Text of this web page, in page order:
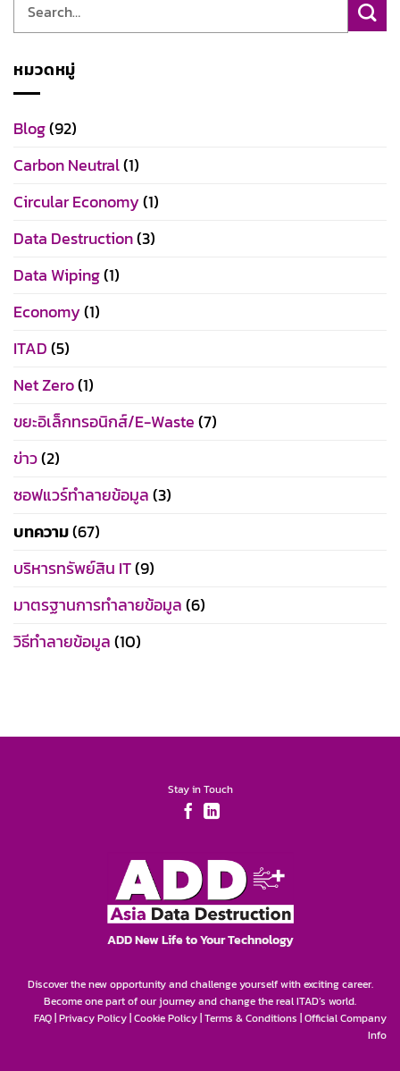
หมวดหมู่
Blog(92)
Carbon Neutral(1)
Circular Economy(1)
Data Destruction(3)
Data Wiping(1)
Economy(1)
ITAD(5)
Net Zero(1)
ขยะอิเล็กทรอนิกส์/E-Waste(7)
ข่าว(2)
ซอฟแวร์ทำลายข้อมูล(3)
บทความ(67)
บริหารทรัพย์สิน IT(9)
มาตรฐานการทำลายข้อมูล(6)
วิธีทำลายข้อมูล(10)
Stay in Touch
ADD New Life to Your Technology
Discover the new opportunity and challenge yourself with exciting career.
Become one part of our journey and change the real ITAD’s world.
FAQ|Privacy Policy|Cookie Policy|Terms & Conditions |Official Company
Info